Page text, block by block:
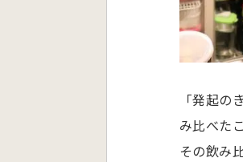
「発起の
み比べた
その飲み